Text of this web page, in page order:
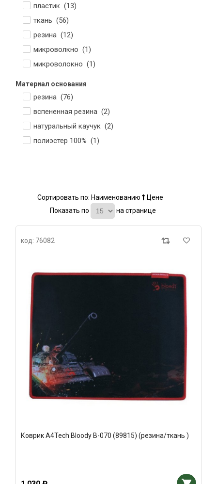
пластик (13)
ткань (56)
резина (12)
микроволкно (1)
микроволокно (1)
Материал основания
резина (76)
вспененная резина (2)
натуральный каучук (2)
полиэстер 100% (1)
Сортировать по: Наименованию
Цене
Показать по
на странице
код: 76082
Коврик A4Tech Bloody B-070 (89815) (резина/ткань )